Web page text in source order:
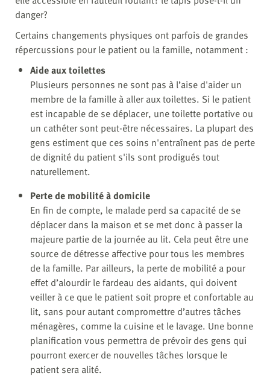
danger?
Certains changements physiques ont parfois de grandes
répercussions pour le patient ou la famille, notamment :
Aide aux toilettes
Plusieurs personnes ne sont pas à l’aise d'aider un
membre de la famille à aller aux toilettes. Si le patient
est incapable de se déplacer, une toilette portative ou
un cathéter sont peut-être nécessaires. La plupart des
gens estiment que ces soins n'entraînent pas de perte
de dignité du patient s'ils sont prodigués tout
naturellement.
Perte de mobilité à domicile
En fin de compte, le malade perd sa capacité de se
déplacer dans la maison et se met donc à passer la
majeure partie de la journée au lit. Cela peut être une
source de détresse affective pour tous les membres
de la famille. Par ailleurs, la perte de mobilité a pour
effet d’alourdir le fardeau des aidants, qui doivent
veiller à ce que le patient soit propre et confortable au
lit, sans pour autant compromettre d’autres tâches
ménagères, comme la cuisine et le lavage. Une bonne
planification vous permettra de prévoir des gens qui
pourront exercer de nouvelles tâches lorsque le
patient sera alité.